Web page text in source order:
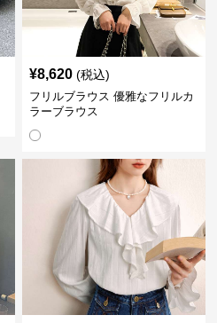
¥8,620 (税込)
フリルブラウス 優雅なフリルカ
ラーブラウス